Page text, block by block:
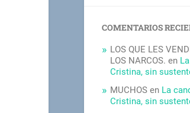
COMENTARIOS
LOS QUE LES
LOS NARCOS. en
Cristina, sin
MUCHOS en La
Cristina, sin